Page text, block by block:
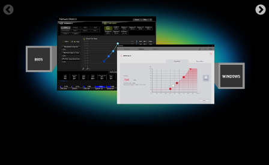
6 PCB layers
IT150GS Server-grade PCB material
2oz Thickened Copper
LEBIH UNTUK PERFORMA